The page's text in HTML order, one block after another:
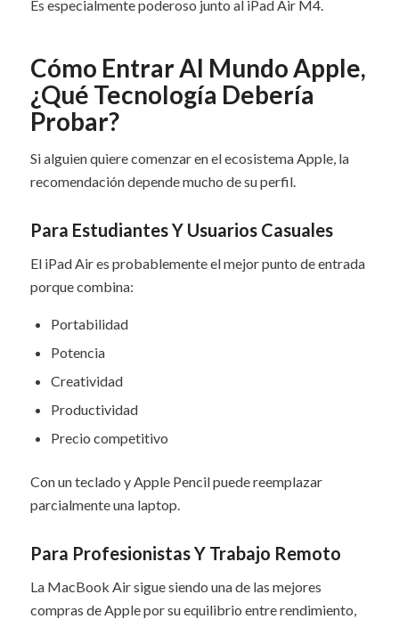
Es especialmente poderoso junto al iPad Air M4.
Cómo Entrar Al Mundo Apple,
¿Qué Tecnología Debería
Probar?
Si alguien quiere comenzar en el ecosistema Apple, la
recomendación depende mucho de su perfil.
Para Estudiantes Y Usuarios Casuales
El iPad Air es probablemente el mejor punto de entrada
porque combina:
Portabilidad
Potencia
Creatividad
Productividad
Precio competitivo
Con un teclado y Apple Pencil puede reemplazar
parcialmente una laptop.
Para Profesionistas Y Trabajo Remoto
La MacBook Air sigue siendo una de las mejores
compras de Apple por su equilibrio entre rendimiento,